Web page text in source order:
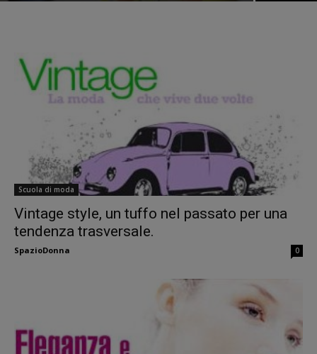
Scuola di moda
Vintage style, un tuffo nel passato per una
tendenza trasversale.
SpazioDonna 0